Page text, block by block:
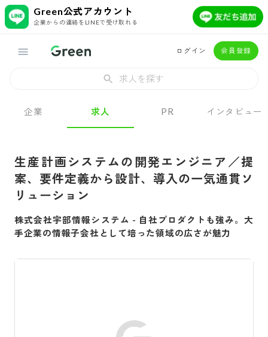
Green公式アカウント
企業からの連絡をLINEで受け取れる
ログイン 会員登録
求人を探す
企業 求人 PR インタビュー
生産計画システムの開発エンジニア／提
案、要件定義から設計、導入の一気通貫ソ
リューション
株式会社宇部情報システム - 自社プロダクトも強み。大
手企業の情報子会社として培った領域の広さが魅力